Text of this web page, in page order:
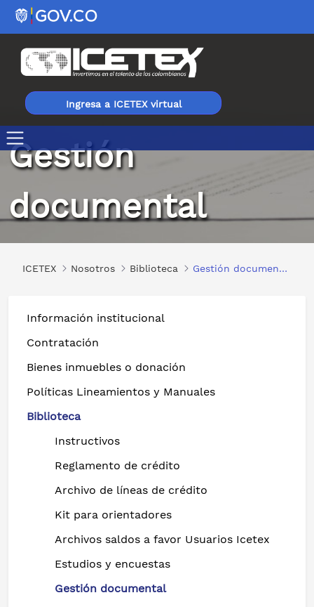
Ingresa a ICETEX virtual
Gestión documental
Gestión
documental
ICETEX Nosotros Biblioteca Gestión documental
Información institucional
Contratación
Bienes inmuebles o donación
Políticas Lineamientos y Manuales
Biblioteca
Instructivos
Reglamento de crédito
Archivo de líneas de crédito
Kit para orientadores
Archivos saldos a favor Usuarios Icetex
Estudios y encuestas
Gestión documental